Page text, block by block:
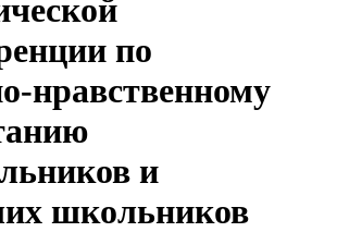
по
нравственному
и
школьников